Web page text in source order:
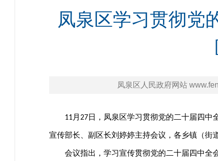
凤泉区学习贯彻党
凤泉区人民政府网站
11月 27日，凤泉区学习贯彻党的二十届四中
宣传部长、副区长刘婷婷主持会议，各乡镇（街
会议指出，学习宣传贯彻党的二十届四中全